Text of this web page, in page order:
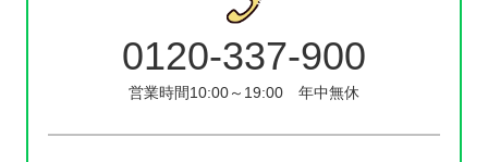
0120-337-900
営業時間10:00～19:00 年中無休